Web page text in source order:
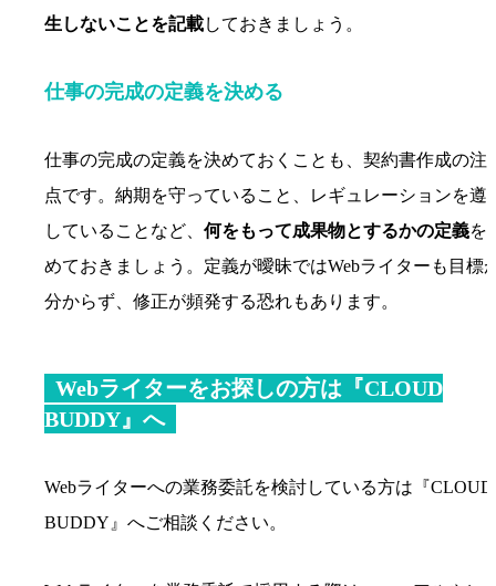
生しないことを記載しておきましょう。
仕事の完成の定義を決める
仕事の完成の定義を決めておくことも、契約書作成の注
点です。納期を守っていること、レギュレーションを遵
していることなど、 何をもって成果物とするかの定義を
めておきましょう。定義が曖昧ではWebライターも目標
分からず、修正が頻発する恐れもあります。
Webライターをお探しの方は『CLOUD
BUDDY』へ
Webライターへの業務委託を検討している方は『CLOUD
BUDDY』へご相談ください。